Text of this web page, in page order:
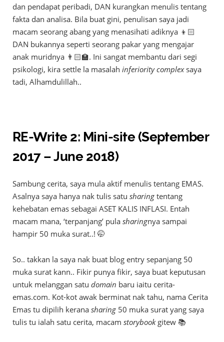
dan pendapat peribadi, DAN kurangkan menulis tentang
fakta dan analisa. Bila buat gini, penulisan saya jadi
macam seorang abang yang menasihati adiknya 👦🏻
DAN bukannya seperti seorang pakar yang mengajar
anak muridnya 👨🏻‍🏫. Ini sangat membantu dari segi
psikologi, kira settle la masalah inferiority complexsaya
tadi, Alhamdulillah..
RE-Write 2: Mini-site (September
2017 – June 2018)
Sambung cerita, saya mula aktif menulis tentang EMAS.
Asalnya saya hanya nak tulis satu sharing tentang
kehebatan emas sebagai ASET KALIS INFLASI. Entah
macam mana, ‘terpanjang’ pula sharingnya sampai
hampir 50 muka surat..! 🤭
So.. takkan la saya nak buat blog entry sepanjang 50
muka surat kann.. Fikir punya fikir, saya buat keputusan
untuk melanggan satu domain baru iaitu cerita-
emas.com. Kot-kot awak berminat nak tahu, nama Cerita
Emas tu dipilih kerana sharing 50 muka surat yang saya
tulis tu ialah satu cerita, macam storybookgitew 📚